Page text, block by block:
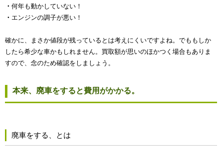
・ 何年も動かしていない！
・ エンジンの調子が悪い！
確かに、まさか値段が残っているとは考えにくいですよね。でももしか
したら希少な車かもしれません。買取額が思いのほかつく場合もありま
すので、念のため確認をしましょう。
本来、廃車をすると費用がかかる。
廃車をする、とは